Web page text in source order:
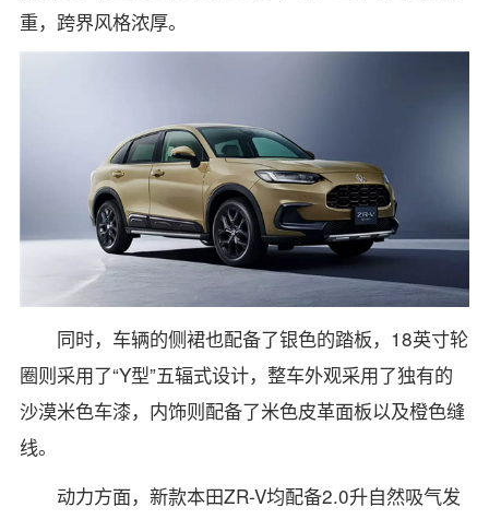
重，跨界风格浓厚。
同时，车辆的侧裙也配备了银色的踏板，18英寸轮
圈则采用了“Y型”五辐式设计，整车外观采用了独有的
沙漠米色车漆，内饰则配备了米色皮革面板以及橙色缝
线。
动力方面，新款本田ZR-V均配备2.0升自然吸气发